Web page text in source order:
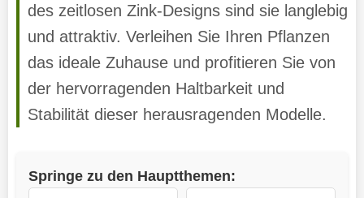
des zeitlosen Zink-Designs sind sie langlebig
und attraktiv. Verleihen Sie Ihren Pflanzen
das ideale Zuhause und profitieren Sie von
der hervorragenden Haltbarkeit und
Stabilität dieser herausragenden Modelle.
Springe zu den Hauptthemen: